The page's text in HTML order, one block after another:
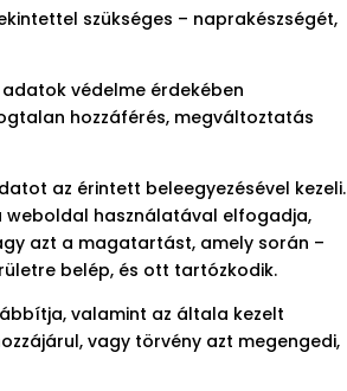
szükséges – naprakészségét,
védelme érdekében
hozzáférés, megváltoztatás
az érintett beleegyezésével kezeli.
weboldal használatával elfogadja,
azt a magatartást, amely során –
belép, és ott tartózkodik.
valamint az általa kezelt
vagy törvény azt megengedi,